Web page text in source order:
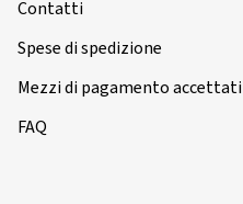
Contatti
Spese di spedizione
Mezzi di pagamento accettati
FAQ